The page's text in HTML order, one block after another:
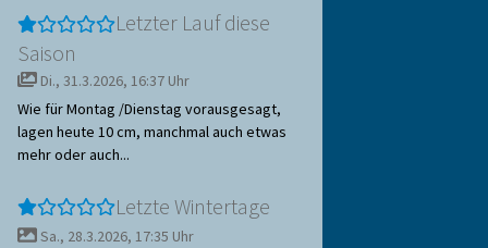
Letzter Lauf diese
Saison
Di., 31.3.2026, 16:37 Uhr
Wie für Montag /Dienstag vorausgesagt,
lagen heute 10 cm, manchmal auch etwas
mehr oder auch...
Letzte Wintertage
Sa., 28.3.2026, 17:35 Uhr